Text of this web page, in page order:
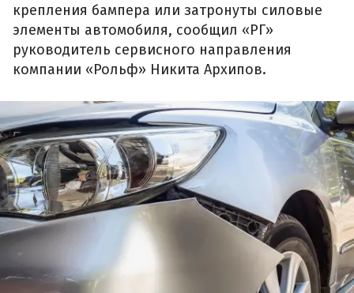
крепления бампера или затронуты силовые
элементы автомобиля, сообщил «РГ»
руководитель сервисного направления
компании «Рольф» Никита Архипов.